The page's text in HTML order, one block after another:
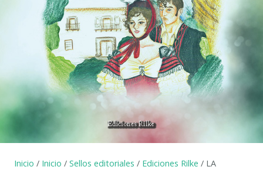
Inicio / Inicio / Sellos editoriales / Ediciones Rilke / LA